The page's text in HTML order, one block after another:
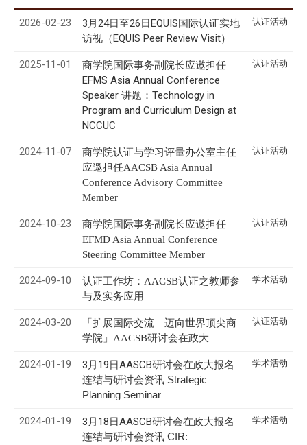
2026-02-23
3月24日至26日EQUIS国际认证实地
访视（EQUIS Peer Review Visit）
认证活动
2025-11-01
商学院国际事务副院长应邀担任
EFMS Asia Annual Conference
Speaker 讲题：Technology in
Program and Curriculum Design at
NCCUC
认证活动
2024-11-07
商学院认证与学习评量办公室主任
应邀担任AACSB Asia Annual
Conference Advisory Committee
Member
认证活动
2024-10-23
商学院国际事务副院长应邀担任
EFMD Asia Annual Conference
Steering Committee Member
认证活动
2024-09-10
认证工作坊：AACSB认证之教师参
与及实务应用
学术活动
2024-03-20
「扩展国际交流 迈向世界顶尖商
学院」AACSB研讨会在政大
认证活动
2024-01-19
3月19日AASCB研讨会在政大报名
连结与研讨会资讯 Strategic
Planning Seminar
学术活动
2024-01-19 3月18日AASCB研讨会在政大报名
连结与研讨会资讯 CIR:
学术活动